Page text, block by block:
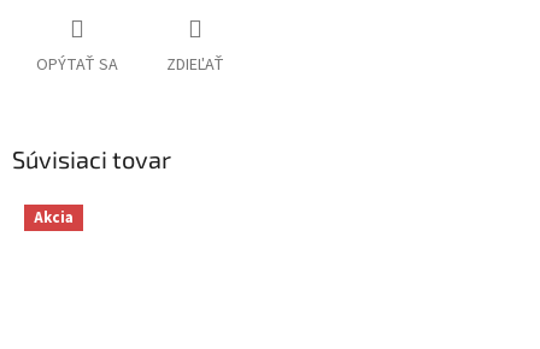
OPÝTAŤ SA ZDIEĽAŤ
Súvisiaci tovar
Akcia